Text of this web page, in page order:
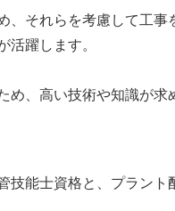
それらを考慮して工事
活躍します。
、高い技術や知識が求
能士資格と、プラント